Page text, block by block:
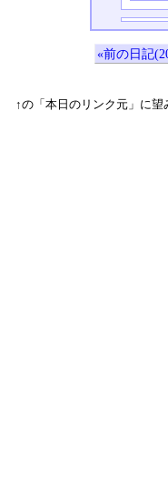
«前の日記
↑の「本日のリンク元」に